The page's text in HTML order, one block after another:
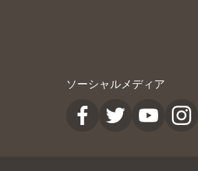
ソーシャルメディア